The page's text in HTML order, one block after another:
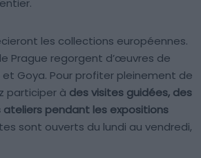
les collections européennes.
Prague regorgent d’œuvres de
et Goya. Pour profiter pleinement de
participer à des visites guidées, des
pendant les expositions
sont ouverts du lundi au vendredi,